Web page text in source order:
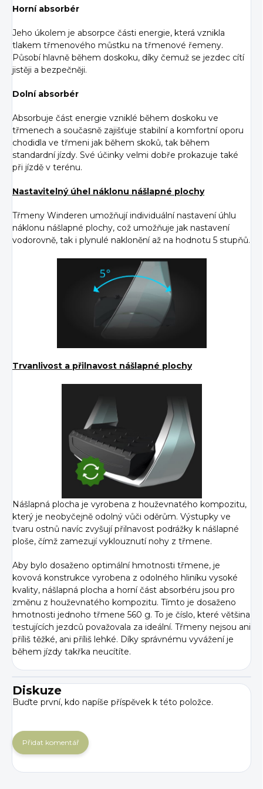
Horní absorbér
Jeho úkolem je absorpce části energie, která vznikla
tlakem třmenového můstku na třmenové řemeny.
Působí hlavně během doskoku, díky čemuž se jezdec cítí
jistěji a bezpečněji.
Dolní absorbér
Absorbuje část energie vzniklé během doskoku ve
třmenech a současně zajišťuje stabilní a komfortní oporu
chodidla ve třmeni jak během skoků, tak během
standardní jízdy. Své účinky velmi dobře prokazuje také
při jízdě v terénu.
Nastavitelný úhel náklonu nášlapné plochy
Třmeny Winderen umožňují individuální nastavení úhlu
náklonu nášlapné plochy, což umožňuje jak nastavení
vodorovně, tak i plynulé naklonění až na hodnotu 5 stupňů.
Trvanlivost a přilnavost nášlapné plochy
Nášlapná plocha je vyrobena z houževnatého kompozitu,
který je neobyčejně odolný vůči oděrům. Výstupky ve
tvaru ostnů navíc zvyšují přilnavost podrážky k nášlapné
ploše, čímž zamezují vyklouznutí nohy z třmene.
Aby bylo dosaženo optimální hmotnosti třmene, je
kovová konstrukce vyrobena z odolného hliníku vysoké
kvality, nášlapná plocha a horní část absorbéru jsou pro
změnu z houževnatého kompozitu. Tímto je dosaženo
hmotnosti jednoho třmene 560 g. To je číslo, které většina
testujících jezdců považovala za ideální. Třmeny nejsou ani
příliš těžké, ani příliš lehké. Díky správnému vyvážení je
během jízdy takřka neucítíte.
Diskuze
Buďte první, kdo napíše příspěvek k této položce.
Přidat komentář